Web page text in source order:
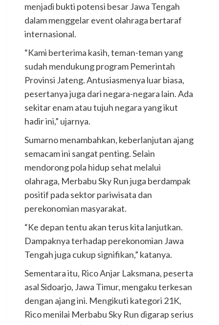
menjadi bukti potensi besar Jawa Tengah
dalam menggelar event olahraga bertaraf
internasional.
“Kami berterima kasih, teman-teman yang
sudah mendukung program Pemerintah
Provinsi Jateng. Antusiasmenya luar biasa,
pesertanya juga dari negara-negara lain. Ada
sekitar enam atau tujuh negara yang ikut
hadir ini,” ujarnya.
Sumarno menambahkan, keberlanjutan ajang
semacam ini sangat penting. Selain
mendorong pola hidup sehat melalui
olahraga, Merbabu Sky Run juga berdampak
positif pada sektor pariwisata dan
perekonomian masyarakat.
“Ke depan tentu akan terus kita lanjutkan.
Dampaknya terhadap perekonomian Jawa
Tengah juga cukup signifikan,” katanya.
Sementara itu, Rico Anjar Laksmana, peserta
asal Sidoarjo, Jawa Timur, mengaku terkesan
dengan ajang ini. Mengikuti kategori 21K,
Rico menilai Merbabu Sky Run digarap serius